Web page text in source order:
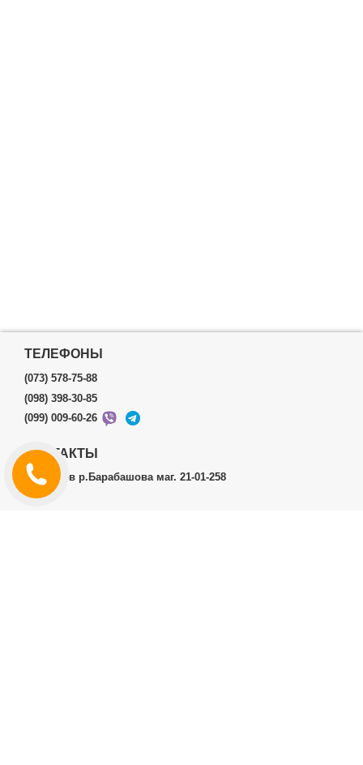
ТЕЛЕФОНЫ
(073) 578-75-88
(098) 398-30-85
(099) 009-60-26
КОНТАКТЫ
г.Харьков р.Барабашова маг. 21-01-258